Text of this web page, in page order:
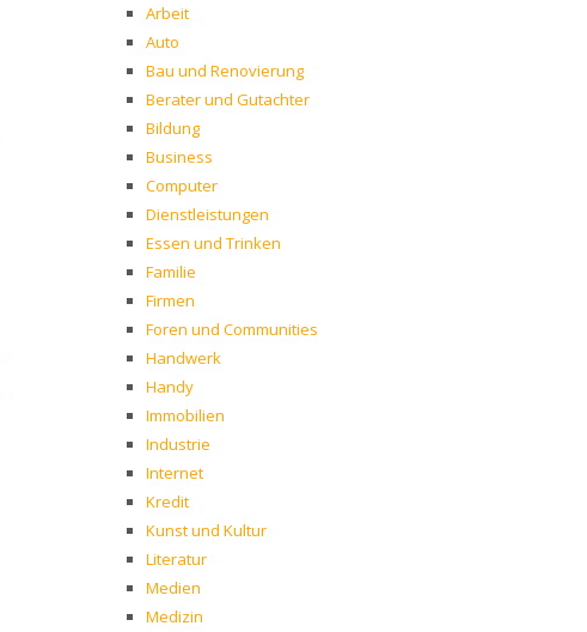
Arbeit
Auto
Bau und Renovierung
Berater und Gutachter
Bildung
Business
Computer
Dienstleistungen
Essen und Trinken
Familie
Firmen
Foren und Communities
Handwerk
Handy
Immobilien
Industrie
Internet
Kredit
Kunst und Kultur
Literatur
Medien
Medizin